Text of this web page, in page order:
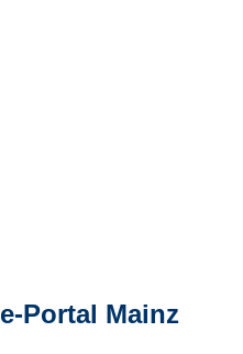
Portal Mainz